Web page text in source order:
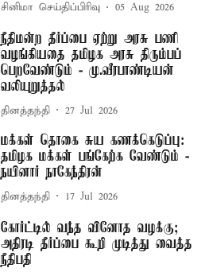
சினிமா செய்திப்பிரிவு 05 Aug 2026
நீதிமன்ற தீர்ப்பை ஏற்று அரசு பணி
வழங்கியதை தமிழக அரசு திரும்பப்
பெறவேண்டும் - மு.வீரபாண்டியன்
வலியுறுத்தல்
தினத்தந்தி 27 Jul 2026
மக்கள் தொகை சுய கணக்கெடுப்பு:
தமிழக மக்கள் பங்கேற்க வேண்டும் -
நயினார் நாகேந்திரன்
தினத்தந்தி 17 Jul 2026
கோர்ட்டில் வந்த வினோத வழக்கு;
அதிரடி தீர்ப்பை கூறி முடித்து வைத்த
நீதிபதி